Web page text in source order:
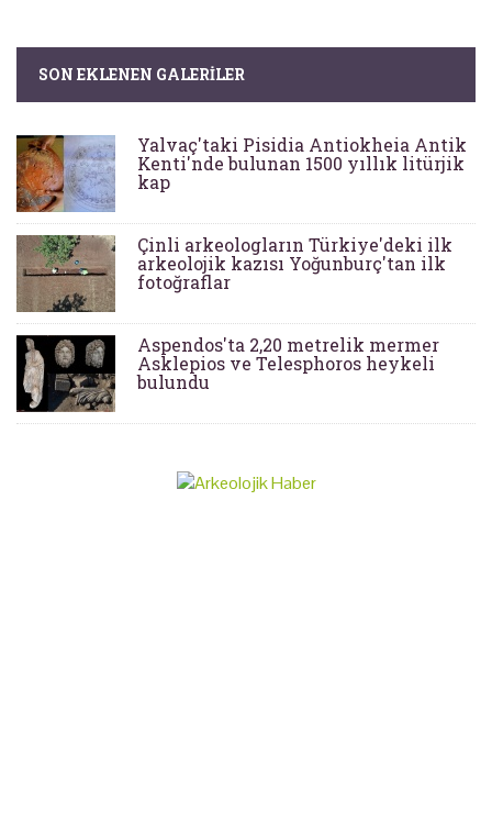
SON EKLENEN GALERILER
Yalvaç'taki Pisidia Antiokheia Antik
Kenti'nde bulunan 1500 yıllık litürjik
kap
Çinli arkeologların Türkiye'deki ilk
arkeolojik kazısı Yoğunburç'tan ilk
fotoğraflar
Aspendos'ta 2,20 metrelik mermer
Asklepios ve Telesphoros heykeli
bulundu